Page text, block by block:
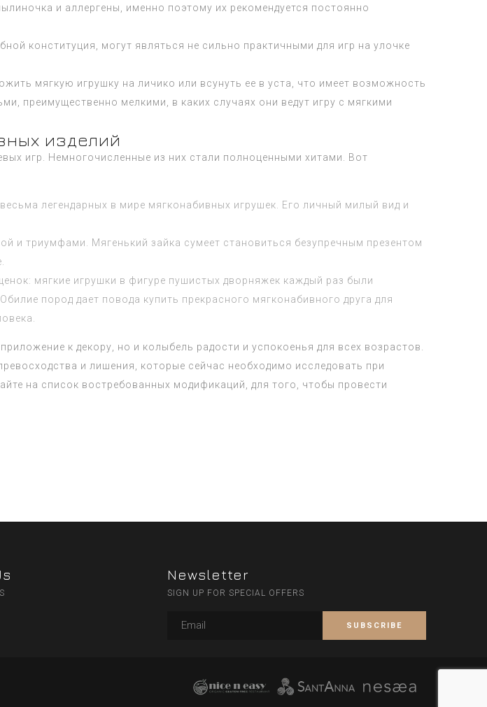
и аллергены, именно поэтому их рекомендуется постоянно
конституция, могут являться не сильно практичными для игр на улочке
мягкую игрушку на личико или всунуть ее в уста, что имеет возможность
преимущественно мелкими, в каких случаях они ведут игру с мягкими
изделий
игр. Немногочисленные из них стали полноценными хитами. Вот
легендарных в мире мягконабивных игрушек. Его личный милый вид и
и триумфами. Мягенький зайка сумеет становиться безупречным презентом
мягкие игрушки в фигуре пушистых дворняжек каждый раз были
пород дает повода купить прекрасного мягконабивного друга для
к декору, но и колыбель радости и успокоенья для всех возрастов.
и лишения, которые сейчас необходимо исследовать при
на список востребованных модификаций, для того, чтобы провести
Newsletter
SIGN UP FOR SPECIAL OFFERS